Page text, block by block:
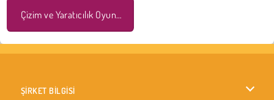
Çizim ve Yaratıcılık Oyunları
ŞİRKET BİLGİSİ